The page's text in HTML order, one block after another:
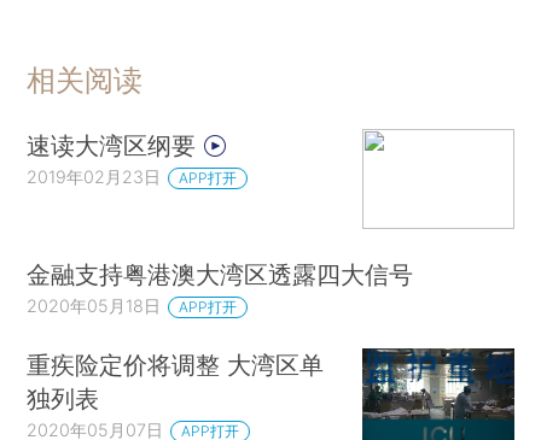
相关阅读
速读大湾区纲要
2019年02月23日 APP打开
金融支持粤港澳大湾区透露四大信号
2020年05月18日 APP打开
重疾险定价将调整 大湾区单
独列表
2020年05月07日 APP打开